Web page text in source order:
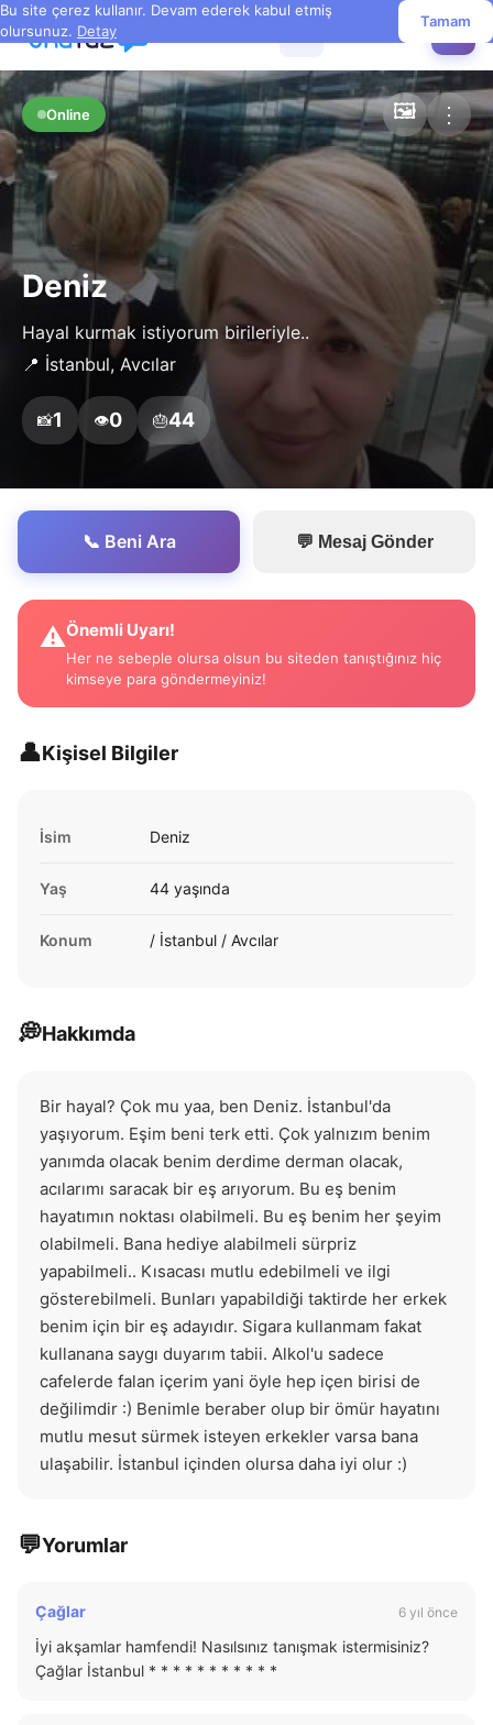
Bu site çerez kullanır. Devam ederek kabul etmiş
olursunuz. Detay
Tamam
Online 🖼️ ⋮
Deniz
Hayal kurmak istiyorum birileriyle..
📍 İstanbul, Avcılar
📸1 👁️0 🎂44
📞 Beni Ara 💬 Mesaj Gönder
⚠️Önemli Uyarı!
Her ne sebeple olursa olsun bu siteden tanıştığınız hiç
kimseye para göndermeyiniz!
👤Kişisel Bilgiler
İsim Deniz
Yaş 44 yaşında
Konum / İstanbul / Avcılar
💭Hakkımda
Bir hayal? Çok mu yaa, ben Deniz. İstanbul'da
yaşıyorum. Eşim beni terk etti. Çok yalnızım benim
yanımda olacak benim derdime derman olacak,
acılarımı saracak bir eş arıyorum. Bu eş benim
hayatımın noktası olabilmeli. Bu eş benim her şeyim
olabilmeli. Bana hediye alabilmeli sürpriz
yapabilmeli.. Kısacası mutlu edebilmeli ve ilgi
gösterebilmeli. Bunları yapabildiği taktirde her erkek
benim için bir eş adayıdır. Sigara kullanmam fakat
kullanana saygı duyarım tabii. Alkol'u sadece
cafelerde falan içerim yani öyle hep içen birisi de
değilimdir :) Benimle beraber olup bir ömür hayatını
mutlu mesut sürmek isteyen erkekler varsa bana
ulaşabilir. İstanbul içinden olursa daha iyi olur :)
💬Yorumlar
Çağlar 6 yıl önce
İyi akşamlar hamfendi! Nasılsınız tanışmak istermisiniz?
Çağlar İstanbul * * * * * * * * * * *